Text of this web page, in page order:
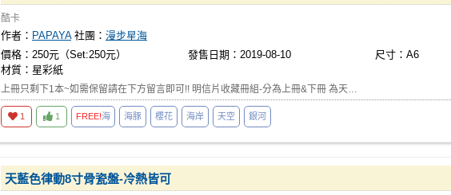
酷卡
作者： PAPAYA 社團： 漫步星海
價格：250元（Set:250元）
發售日期：2019-08-10
尺寸：A6
材質：星彩紙
上冊只剩下1本~如需保留請在下方留言即可!! 明信片收藏冊組-分為上冊&下冊 為天…
1 1 FREE!海 海豚 櫻花 海岸 天空 銀河
天藍色律動8寸骨瓷盤-冷熱皆可